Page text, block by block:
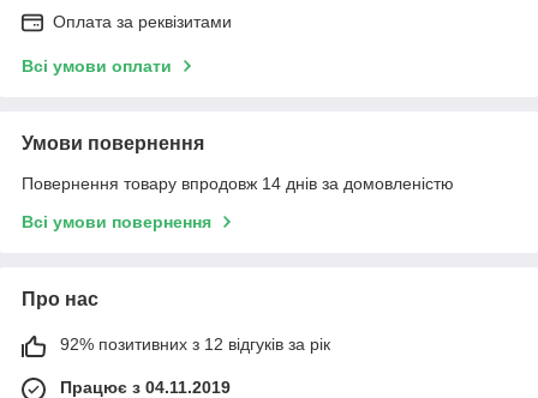
Оплата за реквізитами
Всі умови оплати
Умови повернення
Повернення товару впродовж 14 днів за домовленістю
Всі умови повернення
Про нас
92% позитивних з 12 відгуків за рік
Працює з 04.11.2019